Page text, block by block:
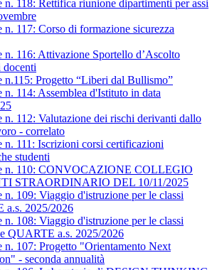
n. 118: Rettifica riunione dipartimenti per assi
n. 117: Corso di formazione sicurezza
n. 116: Attivazione Sportello d’Ascolto
n.115: Progetto “Liberi dal Bullismo”
n. 114: Assemblea d'Istituto in data
n. 112: Valutazione dei rischi derivanti dallo
- correlato
n. 111: Iscrizioni corsi certificazioni
studenti
n. 110: CONVOCAZIONE COLLEGIO
STRAORDINARIO DEL 10/11/2025
n. 109: Viaggio d'istruzione per le classi
a.s. 2025/2026
n. 108: Viaggio d'istruzione per le classi
QUARTE a.s. 2025/2026
n. 107: Progetto "Orientamento Next
- seconda annualità